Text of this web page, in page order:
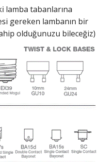
lamba tabanlarına
gereken lambanın bir
olduğunuzu bileceğiz)